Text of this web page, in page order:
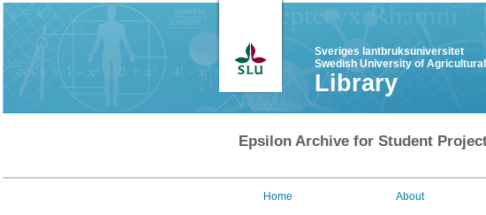
Sveriges lantbruksuniversitet
Swedish University of
Library
Epsilon Archive for Student
Home About